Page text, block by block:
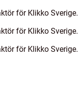
för Klikko
för Klikko Sverige.
för Klikko Sverige.